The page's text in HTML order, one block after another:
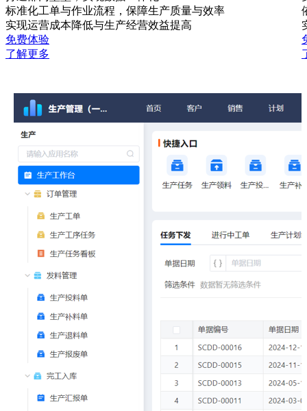
标准化工单与作业流程，保障生产质量与效率
实现运营成本降低与生产经营效益提高
免费体验
了解更多